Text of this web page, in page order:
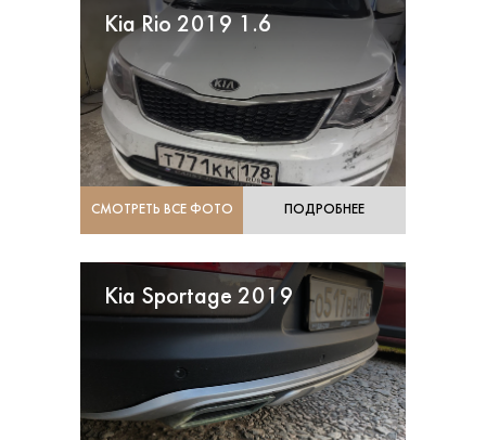
Kia Rio 2019 1.6
СМОТРЕТЬ ВСЕ ФОТО ПОДРОБНЕЕ
Kia Sportage 2019